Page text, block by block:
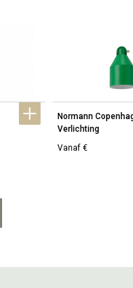
Normann
Verlichting
Vanaf €